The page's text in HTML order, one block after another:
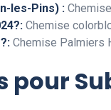
les-Pins) : Chemise
Chemise
Chemise Palmiers
pour